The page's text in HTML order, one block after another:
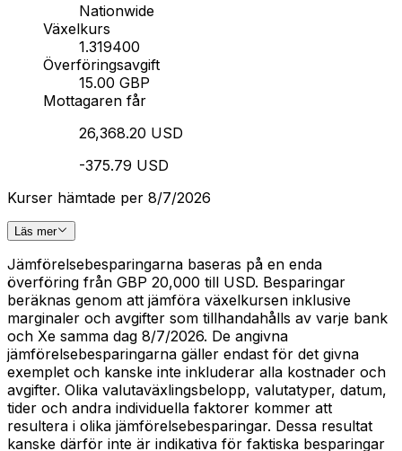
Nationwide
Växelkurs
1.319400
Överföringsavgift
15.00 GBP
Mottagaren får
26,368.20 USD
-375.79 USD
Kurser hämtade per 8/7/2026
Läs mer
Jämförelsebesparingarna baseras på en enda
överföring från GBP 20,000 till USD. Besparingar
beräknas genom att jämföra växelkursen inklusive
marginaler och avgifter som tillhandahålls av varje bank
och Xe samma dag 8/7/2026. De angivna
jämförelsebesparingarna gäller endast för det givna
exemplet och kanske inte inkluderar alla kostnader och
avgifter. Olika valutaväxlingsbelopp, valutatyper, datum,
tider och andra individuella faktorer kommer att
resultera i olika jämförelsebesparingar. Dessa resultat
kanske därför inte är indikativa för faktiska besparingar